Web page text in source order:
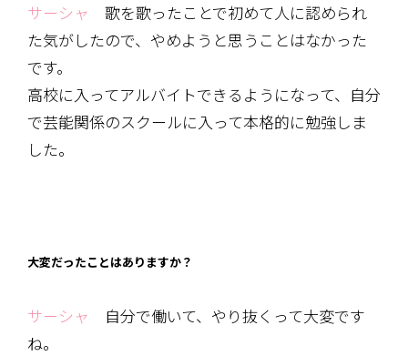
サーシャ 歌を歌ったことで初めて人に認められ
た気がしたので、やめようと思うことはなかった
です。
高校に入ってアルバイトできるようになって、自分
で芸能関係のスクールに入って本格的に勉強しま
した。
大変だったことはありますか？
サーシャ 自分で働いて、やり抜くって大変です
ね。